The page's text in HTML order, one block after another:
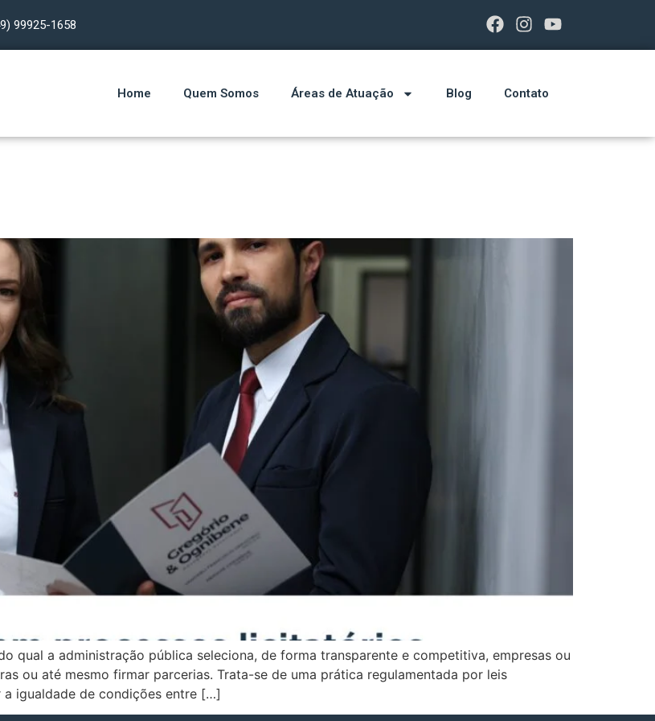
99925-1658
Home Quem Somos Áreas de Atuação Blog Contato
qual a administração pública seleciona, de forma transparente e competitiva, empresas ou
ou até mesmo firmar parcerias. Trata-se de uma prática regulamentada por leis
a igualdade de condições entre […]